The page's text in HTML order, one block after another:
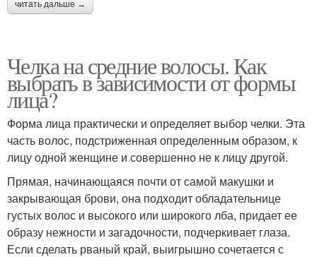
читать дальше →
Челка на средние волосы. Как
выбрать в зависимости от формы
лица?
Форма лица практически и определяет выбор челки. Эта
часть волос, подстриженная определенным образом, к
лицу одной женщине и совершенно не к лицу другой.
Прямая, начинающаяся почти от самой макушки и
закрывающая брови, она подходит обладательнице
густых волос и высокого или широкого лба, придает ее
образу нежности и загадочности, подчеркивает глаза.
Если сделать рваный край, выигрышно сочетается с